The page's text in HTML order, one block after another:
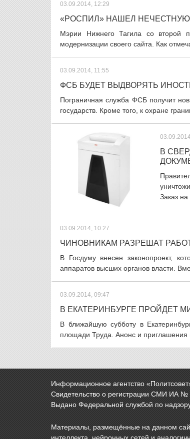
03.09.2014, 12:29
«РОСПИЛ» НАШЕЛ
Мэрии Нижнего Тагила со второй
модернизации своего сайта. Как
03.09.2014, 11:55
ФСБ БУДЕТ ВЫДВОРЯТЬ
Пограничная служба ФСБ получит
государств. Кроме того, к охране
В
Заказ на
03.09.2014, 10:27
ЧИНОВНИКАМ РАЗРЕШАТ
В Госдуму внесен законопроект,
аппаратов высших органов власти.
03.09.2014, 09:47
В ЕКАТЕРИНБУРГЕ ПРОЙДЕТ
В ближайшую субботу в
площади Труда. Анонс и приглашения
Информационное агентство
Свидетельство о регистрации СМИ ИА
Выдано Федеральной службой по
Материалы, размещённые на данном